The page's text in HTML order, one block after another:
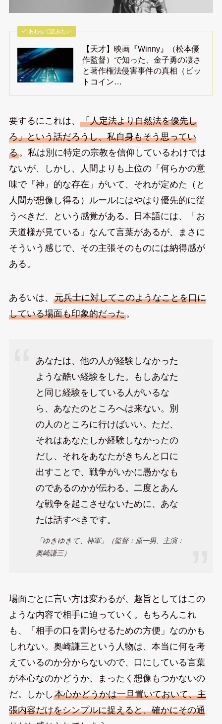
あわせて読みたい
【天才】映画『Winny』（松本優
作監督）で知った、金子勇の凄さ
と著作権法侵害事件の真相（ビッ
トコイン…
要するにこれは、 「人定法より自然法を優先し
ろ」という話だろうし、私自身もそう思ってい
る。私は別に特定の宗教を信仰しているわけでは
ないが、しかし、人間よりも上位の「何らかの意
味で『神』的な存在」がいて、それが定めた（と
人間が想像し得る）ルールにはやはり優先的に従
うべきだ、という感覚がある。日本語には、「お
天道様が見ている」なんて言葉があるが、まさに
そういう感じで、その主張そのものには納得感が
ある。
あるいは、 元兵士に対してこのようなことを口に
している場面も印象的だった。
あなたは、他の人が経験しなかった
ような酷い経験をした。もしあなた
と同じ経験をしている人がいるな
ら、あなたのところへは来ない。別
の人のところに行けばいい。ただ、
それはあなたしか経験しなかったの
だし、それをあなたがきちんと口に
出すことで、戦争がいかに愚かなも
のであるのかが伝わる。二度とあん
な戦争を起こさせないために、あな
たは話すべきです。
「ゆきゆきて、神軍」（監督：原一男、主演：
奥崎謙三）
場面ごとに言い方は変わるが、趣旨としてはこの
ような内容で相手に迫っていく。もちろんこれ
も、「相手の口を割らせるための方便」なのかも
しれない。奥崎謙三という人物は、本当に何を考
えているのか分からないので、口にしている言葉
が本心なのかどうか、まったく想像もつかないの
だ。しかし 本心かどうかは一旦置いておいて、主
張内容だけをシンプルに捉えると、確かにその通